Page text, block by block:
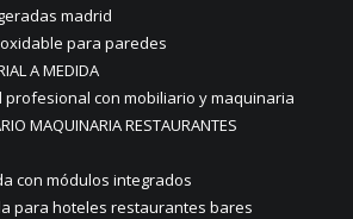
madrid
para paredes
A MEDIDA
profesional con mobiliario y maquinaria
MAQUINARIA RESTAURANTES
con módulos integrados
para hoteles restaurantes bares